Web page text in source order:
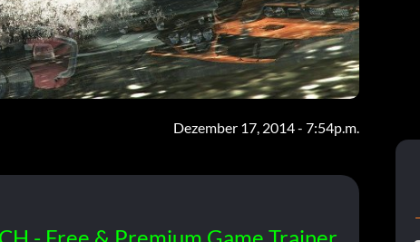
Dezember 17, 2014 - 7:54p.m.